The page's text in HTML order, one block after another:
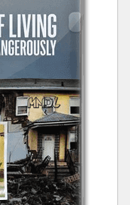
سرگرمی
شناخت کودکان
علم و فناوری
فرهنگ / هنر
کیهان / نجوم
گردشگری
ماورایی